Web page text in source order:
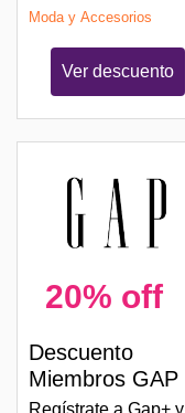
Moda y Accesorios
Ver descuento
20% off
Descuento
Miembros GAP